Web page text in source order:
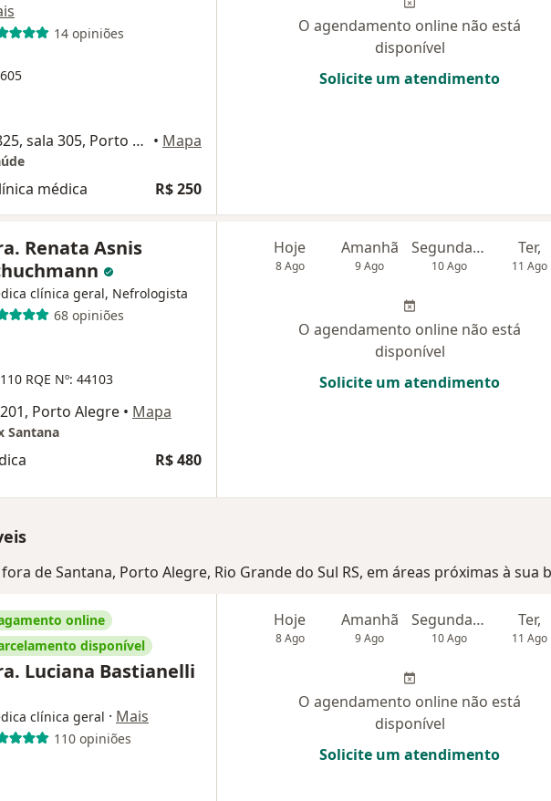
14 opiniões
Rua Leopoldo Bier 825, sala 305, Porto Alegre • Mapa
médica R$ 250
O agendamento online não está
disponível
Solicite um atendimento
Renata Asnis
clínica geral, Nefrologista
68 opiniões
RQE Nº: 44103
Porto Alegre • Mapa
Santana
R$ 480
Hoje
8 Ago
Amanhã
9 Ago
Segunda-feira
10 Ago
Ter,
11 Ago
O agendamento online não está
disponível
Solicite um atendimento
de Santana, Porto Alegre, Rio Grande do Sul RS, em áreas próximas à sua
online
disponível
Luciana Bastianelli
clínica geral · Mais
110 opiniões
Hoje
8 Ago
Amanhã
9 Ago
Segunda-feira
10 Ago
Ter,
11 Ago
O agendamento online não está
disponível
Solicite um atendimento